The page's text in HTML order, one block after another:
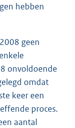
hebben
geen
onvoldoende
omdat
keer een
proces.
aantal